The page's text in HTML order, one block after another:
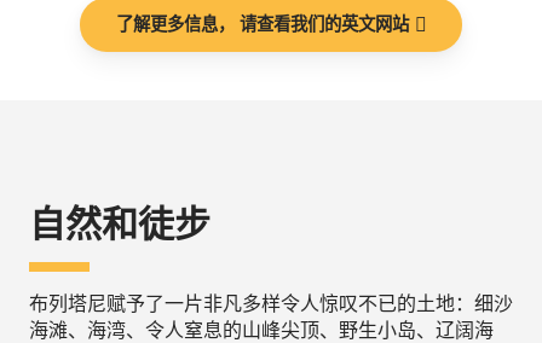
了解更多信息， 请查看我们的英文网站
自然和徒步
布列塔尼赋予了一片非凡多样令人惊叹不已的土地：细沙
海滩、海湾、令人窒息的山峰尖顶、野生小岛、辽阔海